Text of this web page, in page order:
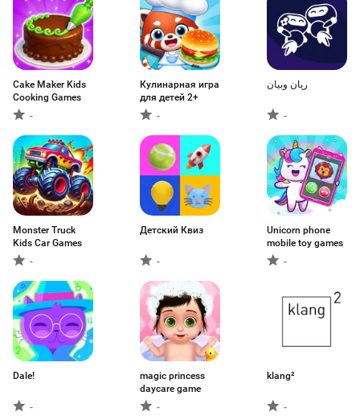
Cake Maker Kids
Cooking Games
-
Кулинарная игра
для детей 2+
-
ريان وبيان
-
Monster Truck
Kids Car Games
-
Детский Квиз
-
Unicorn phone
mobile toy games
-
Dale!
-
magic princess
daycare game
-
klang²
-